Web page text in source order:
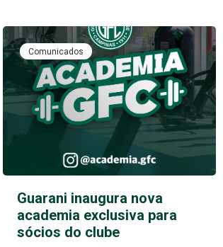
Comunicados
Guarani inaugura nova
academia exclusiva para
sócios do clube